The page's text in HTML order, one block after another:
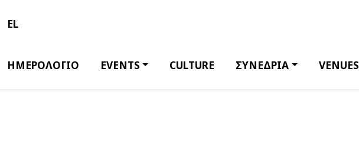
EL
ΗΜΕΡΟΛΟΓΙΟ EVENTS CULTURE ΣΥΝΕΔΡΙΑ VENUES